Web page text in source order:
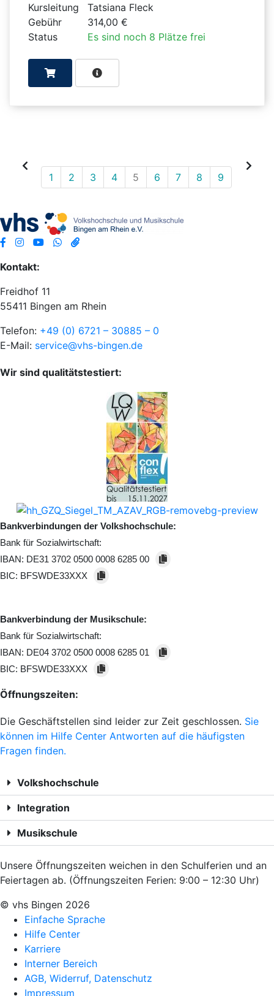
Kursleitung
Tatsiana Fleck
Gebühr
314,00 €
Status
Es sind noch 8 Plätze frei
1 2 3 4 5 6 7 8 9
Kontakt:
Freidhof 11
55411 Bingen am Rhein
Telefon: +49 (0) 6721 – 30885 – 0
E-Mail: service@vhs-bingen.de
Wir sind qualitätstestiert:
Bankverbindungen der Volkshochschule:
Bank für Sozialwirtschaft:
IBAN: DE31 3702 0500 0008 6285 00
BIC: BFSWDE33XXX
Bankverbindung der Musikschule:
Bank für Sozialwirtschaft:
IBAN: DE04 3702 0500 0008 6285 01
BIC: BFSWDE33XXX
Öffnungszeiten:
Die Geschäftstellen sind leider zur Zeit geschlossen. Sie
können im Hilfe Center Antworten auf die häufigsten
Fragen finden.
Volkshochschule
Integration
Musikschule
Unsere Öffnungszeiten weichen in den Schulferien und an
Feiertagen ab. (Öffnungszeiten Ferien: 9:00 – 12:30 Uhr)
© vhs Bingen 2026
Einfache Sprache
Hilfe Center
Karriere
Interner Bereich
AGB, Widerruf, Datenschutz
Impressum